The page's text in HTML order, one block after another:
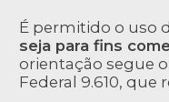
É permitido o uso
seja para fins
orientação segue
Federal 9.610, que